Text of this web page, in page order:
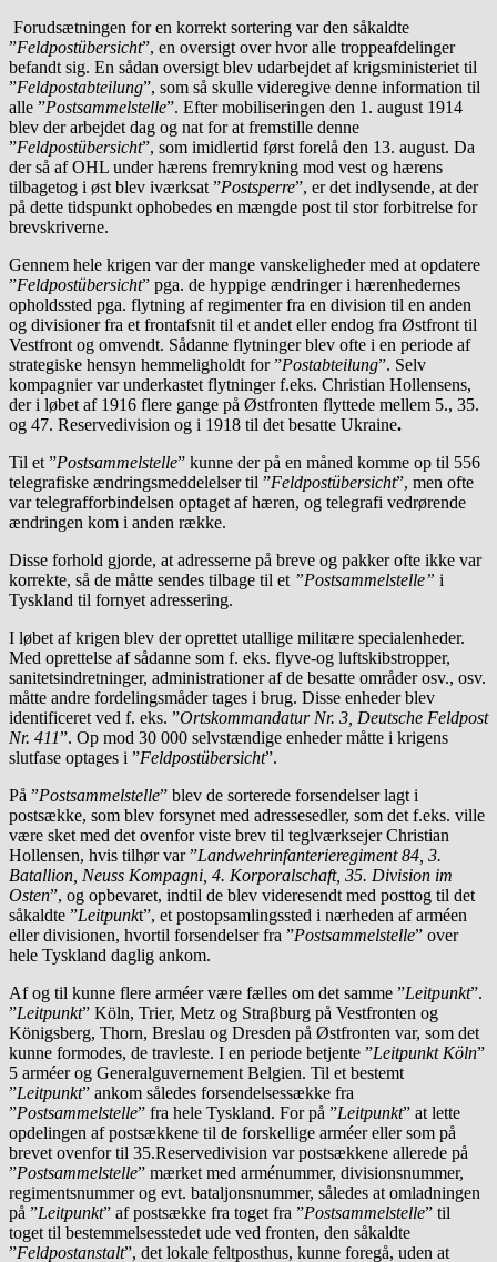
Forudsætningen for en korrekt sortering var den såkaldte
”Feldpostübersicht”, en oversigt over hvor alle troppeafdelinger
befandt sig. En sådan oversigt blev udarbejdet af krigsministeriet til
”Feldpostabteilung”, som så skulle videregive denne information til
alle ”Postsammelstelle”. Efter mobiliseringen den 1. august 1914
blev der arbejdet dag og nat for at fremstille denne
”Feldpostübersicht”, som imidlertid først forelå den 13. august. Da
der så af OHL under hærens fremrykning mod vest og hærens
tilbagetog i øst blev iværksat ”Postsperre”, er det indlysende, at der
på dette tidspunkt ophobedes en mængde post til stor forbitrelse for
brevskriverne.
Gennem hele krigen var der mange vanskeligheder med at opdatere
”Feldpostübersicht” pga. de hyppige ændringer i hærenhedernes
opholdssted pga. flytning af regimenter fra en division til en anden
og divisioner fra et frontafsnit til et andet eller endog fra Østfront til
Vestfront og omvendt. Sådanne flytninger blev ofte i en periode af
strategiske hensyn hemmeligholdt for ”Postabteilung”. Selv
kompagnier var underkastet flytninger f.eks. Christian Hollensens,
der i løbet af 1916 flere gange på Østfronten flyttede mellem 5., 35.
og 47. Reservedivision og i 1918 til det besatte Ukraine.
Til et ”Postsammelstelle” kunne der på en måned komme op til 556
telegrafiske ændringsmeddelelser til ”Feldpostübersicht”, men ofte
var telegrafforbindelsen optaget af hæren, og telegrafi vedrørende
ændringen kom i anden række.
Disse forhold gjorde, at adresserne på breve og pakker ofte ikke var
korrekte, så de måtte sendes tilbage til et ”Postsammelstelle” i
Tyskland til fornyet adressering.
I løbet af krigen blev der oprettet utallige militære specialenheder.
Med oprettelse af sådanne som f. eks. flyve-og luftskibstropper,
sanitetsindretninger, administrationer af de besatte områder osv., osv.
måtte andre fordelingsmåder tages i brug. Disse enheder blev
identificeret ved f. eks. ”Ortskommandatur Nr. 3, Deutsche Feldpost
Nr. 411”. Op mod 30 000 selvstændige enheder måtte i krigens
slutfase optages i ”Feldpostübersicht”.
På ”Postsammelstelle” blev de sorterede forsendelser lagt i
postsække, som blev forsynet med adressesedler, som det f.eks. ville
være sket med det ovenfor viste brev til teglværksejer Christian
Hollensen, hvis tilhør var ”Landwehrinfanterieregiment 84, 3.
Batallion, Neuss Kompagni, 4. Korporalschaft, 35. Division im
Osten”, og opbevaret, indtil de blev videresendt med posttog til det
såkaldte ”Leitpunkt”, et postopsamlingssted i nærheden af arméen
eller divisionen, hvortil forsendelser fra ”Postsammelstelle” over
hele Tyskland daglig ankom.
Af og til kunne flere arméer være fælles om det samme ”Leitpunkt”.
”Leitpunkt” Köln, Trier, Metz og Straβburg på Vestfronten og
Königsberg, Thorn, Breslau og Dresden på Østfronten var, som det
kunne formodes, de travleste. I en periode betjente ”Leitpunkt Köln”
5 arméer og Generalguvernement Belgien. Til et bestemt
”Leitpunkt” ankom således forsendelsessække fra
”Postsammelstelle” fra hele Tyskland. For på ”Leitpunkt” at lette
opdelingen af postsækkene til de forskellige arméer eller som på
brevet ovenfor til 35.Reservedivision var postsækkene allerede på
”Postsammelstelle” mærket med arménummer, divisionsnummer,
regimentsnummer og evt. bataljonsnummer, således at omladningen
på ”Leitpunkt” af postsække fra toget fra ”Postsammelstelle” til
toget til bestemmelsesstedet ude ved fronten, den såkaldte
”Feldpostanstalt”, det lokale feltposthus, kunne foregå, uden at